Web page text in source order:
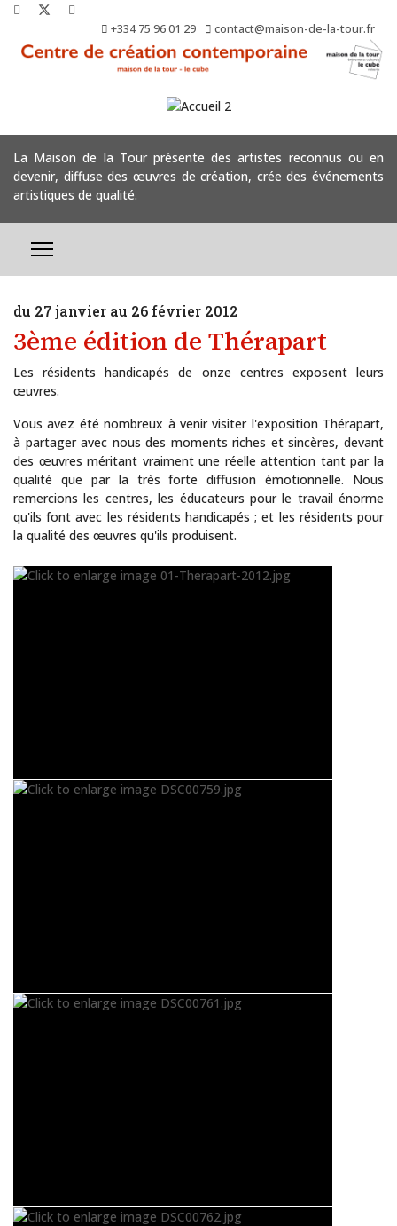
+334 75 96 01 29 contact@maison-de-la-tour.fr
La Maison de la Tour présente des artistes reconnus ou en
devenir, diffuse des œuvres de création, crée des événements
artistiques de qualité.
du 27 janvier au 26 février 2012
3ème édition de Thérapart
Les résidents handicapés de onze centres exposent leurs
œuvres.
Vous avez été nombreux à venir visiter l'exposition Thérapart,
à partager avec nous des moments riches et sincères, devant
des œuvres méritant vraiment une réelle attention tant par la
qualité que par la très forte diffusion émotionnelle. Nous
remercions les centres, les éducateurs pour le travail énorme
qu'ils font avec les résidents handicapés ; et les résidents pour
la qualité des œuvres qu'ils produisent.